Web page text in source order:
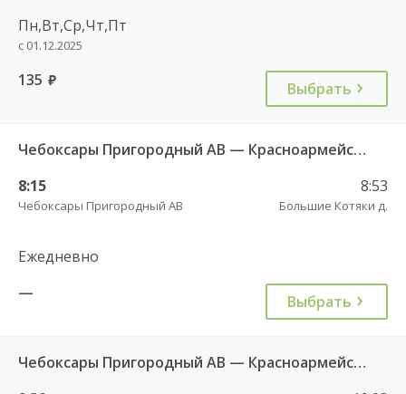
Пн,Вт,Ср,Чт,Пт
с 01.12.2025
135 руб. Выбрать
Чебоксары Пригородный АВ — Красноармейское с. ДКП 121
8:15
Чебоксары Пригородный АВ
8:53
Большие Котяки д.
Ежедневно
—
Выбрать
Чебоксары Пригородный АВ — Красноармейское с. ДКП 121